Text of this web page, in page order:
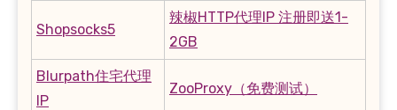
Shopsocks5
辣椒HTTP代理IP 注册即送1-
2GB
Blurpath住宅代理
IP
ZooProxy（免费测试）